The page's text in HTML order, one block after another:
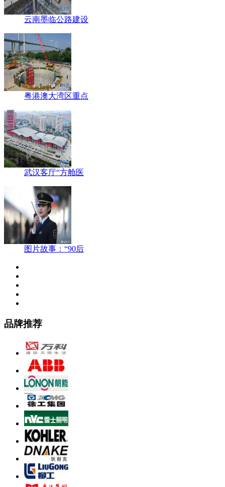
云南墨临公路建设
粤港澳大湾区重点
武汉客厅“方舱医
图片故事：“90后
品牌推荐